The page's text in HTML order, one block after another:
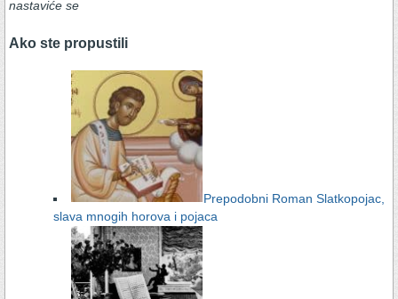
nastaviće se
Ako ste propustili
Prepodobni Roman Slatkopojac,
slava mnogih horova i pojaca